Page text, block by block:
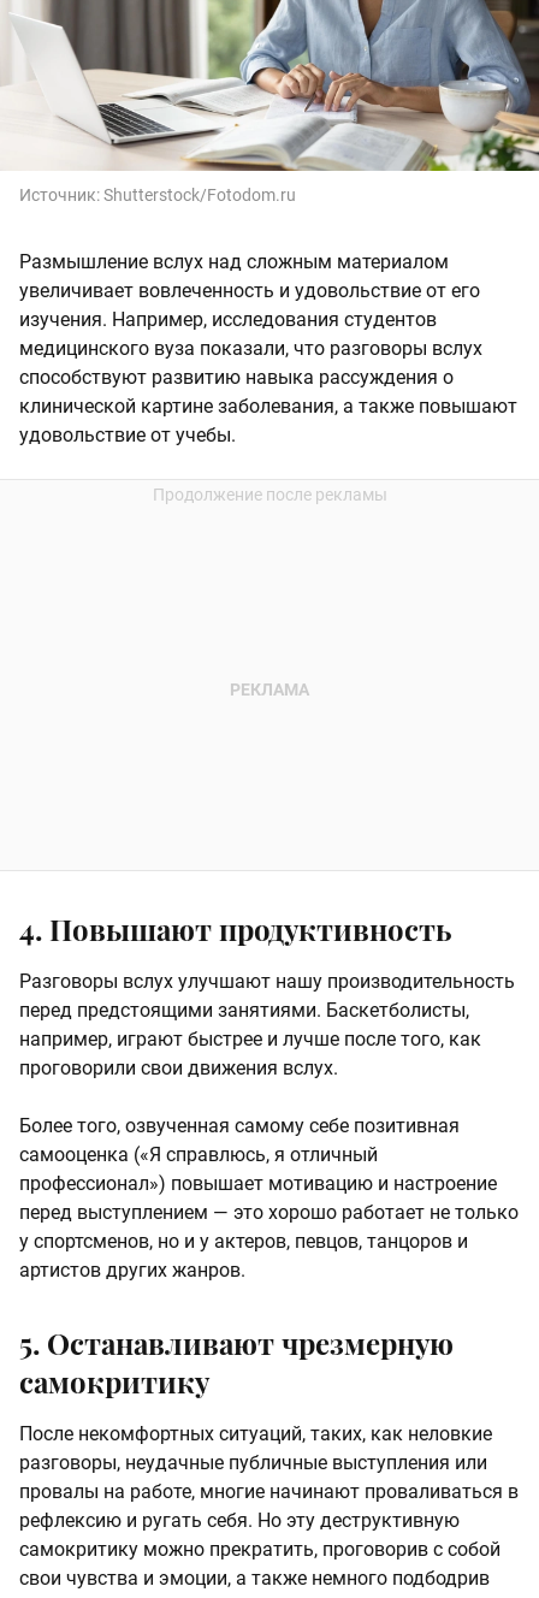
Источник:Shutterstock/Fotodom.ru
Размышление вслух над сложным материалом
увеличивает вовлеченность и удовольствие от его
изучения. Например, исследования студентов
медицинского вуза показали, что разговоры вслух
способствуют развитию навыка рассуждения о
клинической картине заболевания, а также повышают
удовольствие от учебы.
4. Повышают продуктивность
Разговоры вслух улучшают нашу производительность
перед предстоящими занятиями. Баскетболисты,
например, играют быстрее и лучше после того, как
проговорили свои движения вслух.
Более того, озвученная самому себе позитивная
самооценка («Я справлюсь, я отличный
профессионал») повышает мотивацию и настроение
перед выступлением — это хорошо работает не только
у спортсменов, но и у актеров, певцов, танцоров и
артистов других жанров.
5. Останавливают чрезмерную
самокритику
После некомфортных ситуаций, таких, как неловкие
разговоры, неудачные публичные выступления или
провалы на работе, многие начинают проваливаться в
рефлексию и ругать себя. Но эту деструктивную
самокритику можно прекратить, проговорив с собой
свои чувства и эмоции, а также немного подбодрив